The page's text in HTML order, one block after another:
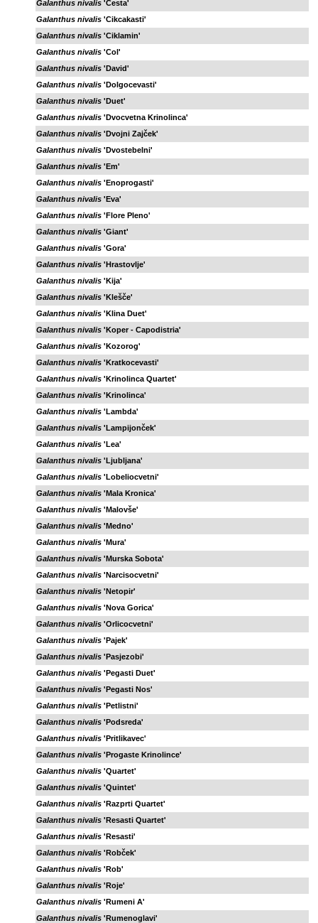
Galanthus nivalis 'Cesta'
Galanthus nivalis 'Cikcakasti'
Galanthus nivalis 'Ciklamin'
Galanthus nivalis 'Col'
Galanthus nivalis 'David'
Galanthus nivalis 'Dolgocevasti'
Galanthus nivalis 'Duet'
Galanthus nivalis 'Dvocvetna Krinolinca'
Galanthus nivalis 'Dvojni Zajček'
Galanthus nivalis 'Dvostebelni'
Galanthus nivalis 'Em'
Galanthus nivalis 'Enoprogasti'
Galanthus nivalis 'Eva'
Galanthus nivalis 'Flore Pleno'
Galanthus nivalis 'Giant'
Galanthus nivalis 'Gora'
Galanthus nivalis 'Hrastovlje'
Galanthus nivalis 'Kija'
Galanthus nivalis 'Klešče'
Galanthus nivalis 'Klina Duet'
Galanthus nivalis 'Koper - Capodistria'
Galanthus nivalis 'Kozorog'
Galanthus nivalis 'Kratkocevasti'
Galanthus nivalis 'Krinolinca Quartet'
Galanthus nivalis 'Krinolinca'
Galanthus nivalis 'Lambda'
Galanthus nivalis 'Lampijonček'
Galanthus nivalis 'Lea'
Galanthus nivalis 'Ljubljana'
Galanthus nivalis 'Lobeliocvetni'
Galanthus nivalis 'Mala Kronica'
Galanthus nivalis 'Malovše'
Galanthus nivalis 'Medno'
Galanthus nivalis 'Mura'
Galanthus nivalis 'Murska Sobota'
Galanthus nivalis 'Narcisocvetni'
Galanthus nivalis 'Netopir'
Galanthus nivalis 'Nova Gorica'
Galanthus nivalis 'Orlicocvetni'
Galanthus nivalis 'Pajek'
Galanthus nivalis 'Pasjezobi'
Galanthus nivalis 'Pegasti Duet'
Galanthus nivalis 'Pegasti Nos'
Galanthus nivalis 'Petlistni'
Galanthus nivalis 'Podsreda'
Galanthus nivalis 'Pritlikavec'
Galanthus nivalis 'Progaste Krinolince'
Galanthus nivalis 'Quartet'
Galanthus nivalis 'Quintet'
Galanthus nivalis 'Razprti Quartet'
Galanthus nivalis 'Resasti Quartet'
Galanthus nivalis 'Resasti'
Galanthus nivalis 'Robček'
Galanthus nivalis 'Rob'
Galanthus nivalis 'Roje'
Galanthus nivalis 'Rumeni A'
Galanthus nivalis 'Rumenoglavi'